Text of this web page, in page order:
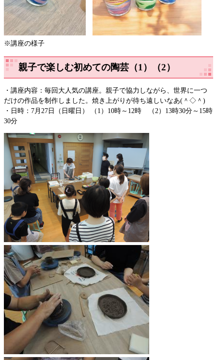
※講座の様子
親子で楽しむ初めての陶芸（1）（2）
・講座内容：毎回大人気の講座。親子で協力しながら、世界に一つ
だけの作品を制作しました。焼き上がりが待ち遠しいなあ(＾◇＾)
・日時：7月27日（日曜日） （1）10時～12時 （2）13時30分～15時
30分